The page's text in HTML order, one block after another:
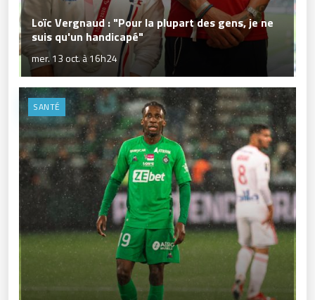
Loïc Vergnaud : "Pour la plupart des gens, je ne
suis qu'un handicapé"
mer. 13 oct. à 16h24
SANTÉ